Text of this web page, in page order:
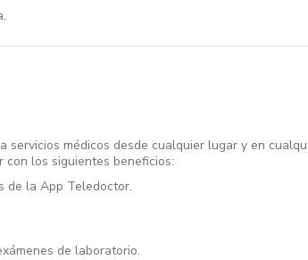
médicos desde cualquier lugar y en
los siguientes beneficios:
de la App Teledoctor.
de laboratorio.